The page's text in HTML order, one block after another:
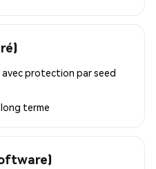
protection par seed
terme